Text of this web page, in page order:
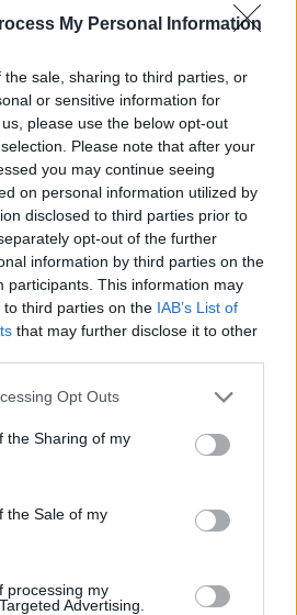
My Personal Information
sale, sharing to third parties, or
or sensitive information for
please use the below opt-out
Please note that after your
you may continue seeing
on personal information utilized by
disclosed to third parties prior to
opt-out of the further
information by third parties on the
participants. This information may
third parties on the IAB’s List of
that may further disclose it to other
Opt Outs
the Sharing of my
the Sale of my
processing my
Advertising.